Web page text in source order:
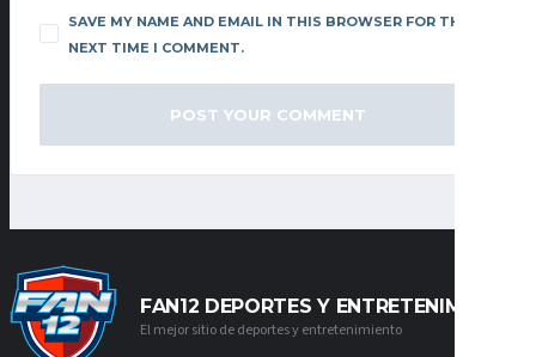
SAVE MY NAME AND EMAIL IN THIS BROWSER FOR THE
NEXT TIME I COMMENT.
FAN12 DEPORTES Y ENTRETENIMIENTO
El mejor sitio de deportes y entretenimiento